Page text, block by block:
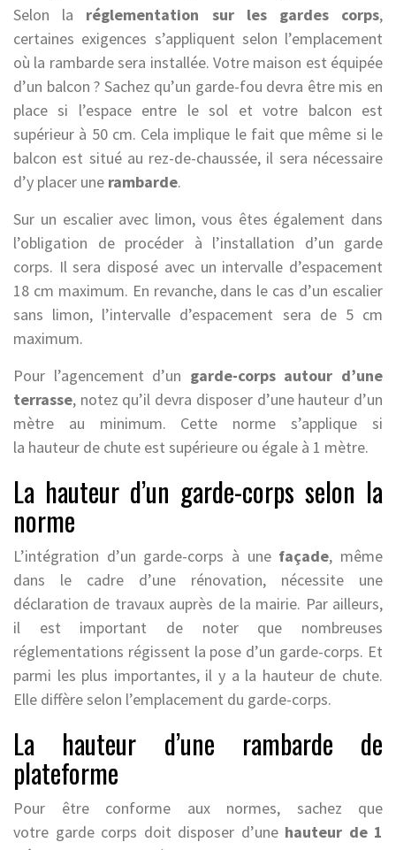
Selon la réglementation sur les gardes corps,
certaines exigences s’appliquent selon l’emplacement
où la rambarde sera installée. Votre maison est équipée
d’un balcon ? Sachez qu’un garde-fou devra être mis en
place si l’espace entre le sol et votre balcon est
supérieur à 50 cm. Cela implique le fait que même si le
balcon est situé au rez-de-chaussée, il sera nécessaire
d’y placer une rambarde.
Sur un escalier avec limon, vous êtes également dans
l’obligation de procéder à l’installation d’un garde
corps. Il sera disposé avec un intervalle d’espacement
18 cm maximum. En revanche, dans le cas d’un escalier
sans limon, l’intervalle d’espacement sera de 5 cm
maximum.
Pour l’agencement d’un garde-corps autour d’une
terrasse, notez qu’il devra disposer d’une hauteur d’un
mètre au minimum. Cette norme s’applique si
la hauteur de chute est supérieure ou égale à 1 mètre.
La hauteur d’un garde-corps selon la
norme
L’intégration d’un garde-corps à une façade, même
dans le cadre d’une rénovation, nécessite une
déclaration de travaux auprès de la mairie. Par ailleurs,
il est important de noter que nombreuses
réglementations régissent la pose d’un garde-corps. Et
parmi les plus importantes, il y a la hauteur de chute.
Elle diffère selon l’emplacement du garde-corps.
La hauteur d’une rambarde de
plateforme
Pour être conforme aux normes, sachez que
votre garde corps doit disposer d’une hauteur de 1